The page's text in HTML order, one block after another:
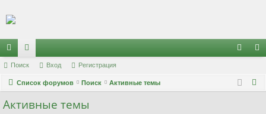
Регистрация
с
ы
лк
ор
ум
ы
д и
Поиск Вход Регистрация
Список форумов Поиск Активные темы
Активные темы